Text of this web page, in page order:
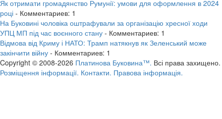
Як отримати громадянство Румунії: умови для оформлення в 2024
році - Комментариев: 1
На Буковині чоловіка оштрафували за організацію хресної ходи
УПЦ МП під час воєнного стану - Комментариев: 1
Відмова від Криму і НАТО: Трамп натякнув як Зеленський може
закінчити війну - Комментариев: 1
Copyright © 2008-2026 Платинова Буковина™. Всі права захищено.
Розміщення інформації. Контакти. Правова інформація.